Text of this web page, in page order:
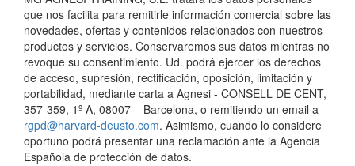
que nos facilita para remitirle información comercial sobre las
novedades, ofertas y contenidos relacionados con nuestros
productos y servicios. Conservaremos sus datos mientras no
revoque su consentimiento. Ud. podrá ejercer los derechos
de acceso, supresión, rectificación, oposición, limitación y
portabilidad, mediante carta a Agnesi - CONSELL DE CENT,
357-359, 1º A, 08007 – Barcelona, o remitiendo un email a
rgpd@harvard-deusto.com. Asimismo, cuando lo considere
oportuno podrá presentar una reclamación ante la Agencia
Española de protección de datos.